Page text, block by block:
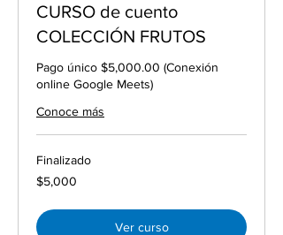
CURSO de cuento
COLECCIÓN FRUTOS
Pago único $5,000.00 (Conexión
online Google Meets)
Conoce más
Finalizado
5,000
pesos
$5,000
Ver curso